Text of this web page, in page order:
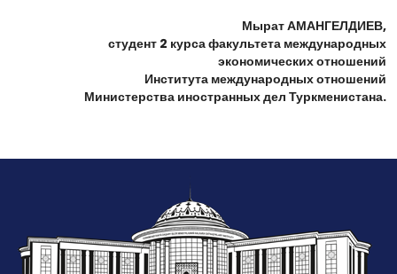
Мырат АМАНГЕЛДИЕВ,
студент 2 курса факультета международных
экономических отношений
Института международных отношений
Министерства иностранных дел Туркменистана.